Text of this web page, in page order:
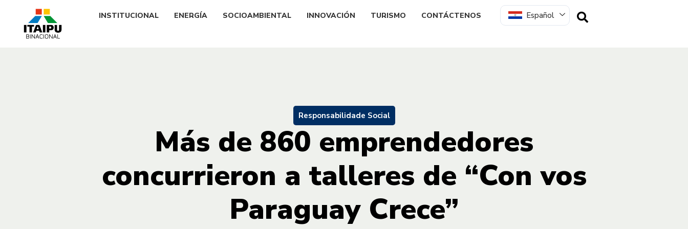
INSTITUCIONAL ENERGÍA SOCIOAMBIENTAL INNOVACIÓN TURISMO CONTÁCTENOS Español
Responsabilidade Social
Más de 860 emprendedores
concurrieron a talleres de “Con vos
Paraguay Crece”